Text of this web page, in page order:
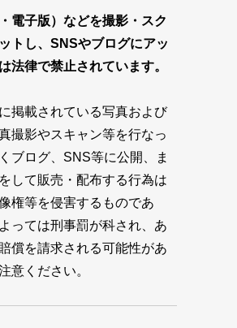
電子版）などを撮影・スク
トし、SNSやブログにアッ
法律で禁止されています。
掲載されている写真および
撮影やスキャン等を行なっ
ブログ、SNS等に公開、ま
して販売・配布する行為は
権等を侵害するものであ
っては刑事罰が科され、あ
償を請求される可能性があ
意ください。